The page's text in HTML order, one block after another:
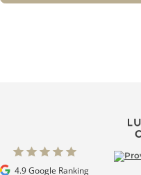
berichtet, hier geht’s